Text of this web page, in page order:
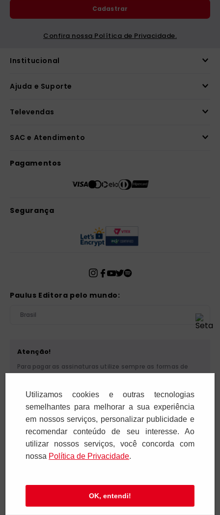
Confira nossa Política de Privacidade.
Cadastrar
Institucional
Ajuda e Suporte
Televendas
SAC e Atendimento
Pagamentos
Segurança
Paulus Editora pelo mundo:
Brasil
Atenção!
Para pagar as assinaturas utilize sempre as formas de
ou de pessoa física. Se você receber algum tipo de
cobrança suspeita, entre em contato conosco pelo
telefone (11) 5087-3600 ou pelo e-mail
cobranca@paulus.com.br.
Utilizamos cookies e outras tecnologias
semelhantes para melhorar a sua experiência
em nossos serviços, personalizar publicidade e
recomendar conteúdo de seu interesse. Ao
utilizar nossos serviços, você concorda com
nossa Polí­tica de Privacidade.
OK, entendi!